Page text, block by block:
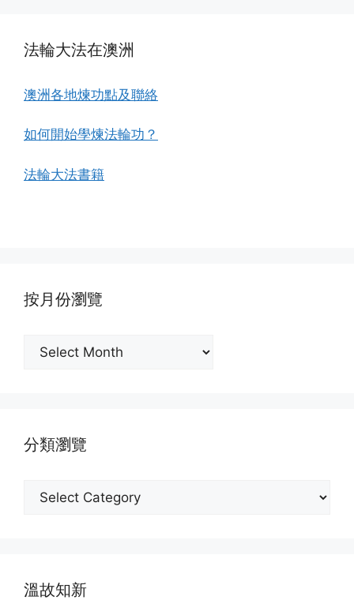
法輪大法在澳洲
澳洲各地煉功點及聯絡
如何開始學煉法輪功？
法輪大法書籍
按月份瀏覽
分類瀏覽
溫故知新